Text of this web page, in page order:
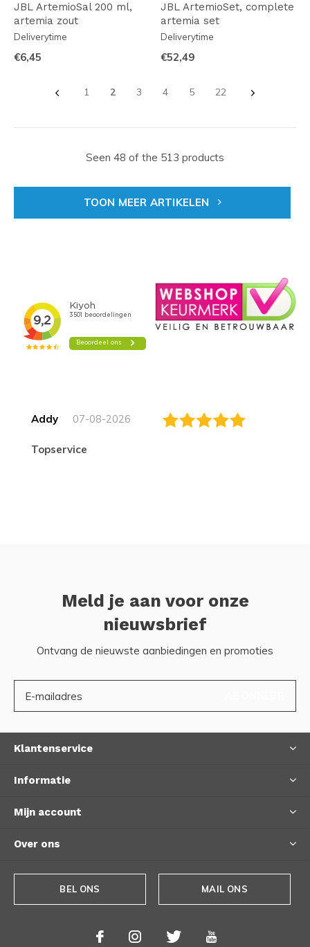
JBL ArtemioSal 200 ml,
artemia zout
Deliverytime
€6,45
JBL ArtemioSet, complete
artemia set
Deliverytime
€52,49
1 2 3 4 5 22
Seen 48 of the 513 products
TOON MEER ARTIKELEN
Addy 07-08-2026
topservice
Meld je aan voor onze
nieuwsbrief
Ontvang de nieuwste aanbiedingen en promoties
Klantenservice
Informatie
Mijn account
Over ons
BEL ONS MAIL ONS